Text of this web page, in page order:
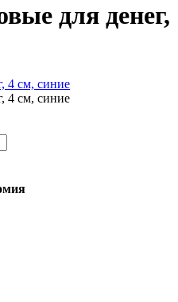
для денег,